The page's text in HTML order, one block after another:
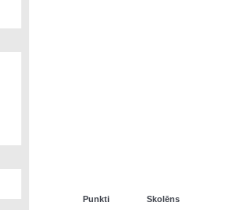
Punkti Skolēns